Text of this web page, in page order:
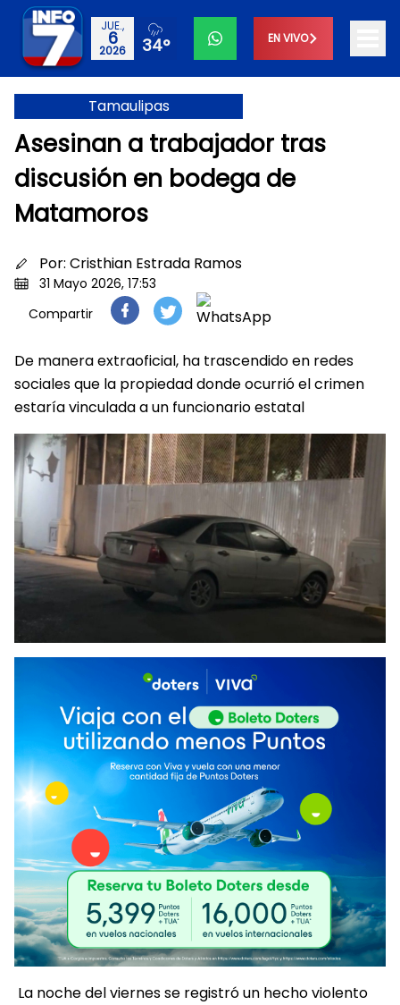
JUE.,
6
2026 34° EN VIVO
Tamaulipas
Asesinan a trabajador tras
discusión en bodega de
Matamoros
Por: Cristhian Estrada Ramos
31 Mayo 2026, 17:53
Compartir
De manera extraoficial, ha trascendido en redes
sociales que la propiedad donde ocurrió el crimen
estaría vinculada a un funcionario estatal
La noche del viernes se registró un hecho violento